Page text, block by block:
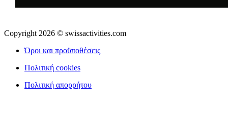
Copyright 2026 © swissactivities.com
Όροι και προϋποθέσεις
Πολιτική cookies
Πολιτική απορρήτου